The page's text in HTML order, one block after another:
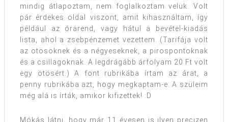
mindig átlapoztam, nem foglalkoztam velük. Volt
pár érdekes oldal viszont, amit kihasználtam, így
például az órarend, vagy hátul a bevétel-kiadás
lista, ahol a zsebpénzemet vezettem. (Tarifája volt
az ötösöknek és a négyeseknek, a pirospontoknak
és a csillagoknak. A legdrágább árfolyam 20 Ft volt
egy ötösért.) A font rubrikába írtam az árat, a
penny rubrikába azt, hogy megkaptam-e. A szüleim
még alá is írták, amikor kifizettek! :D
Mókás látni, hogy már 11 évesen is ilyen precizen